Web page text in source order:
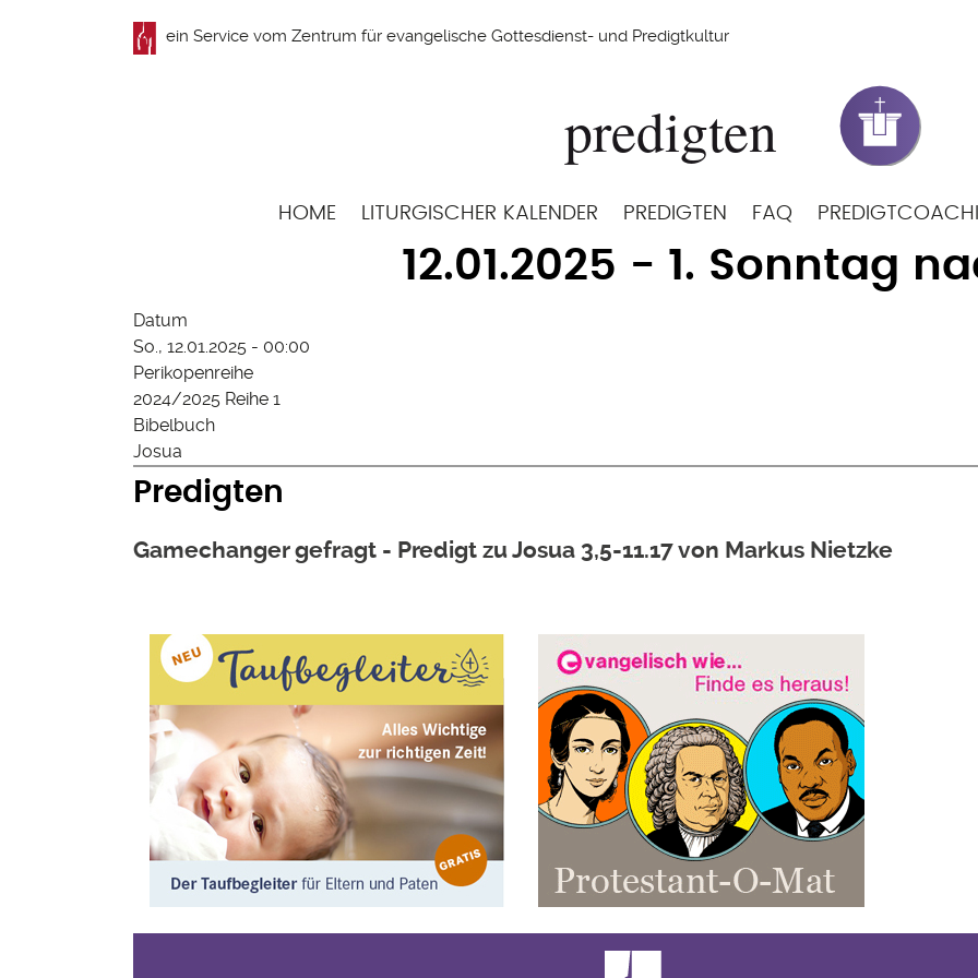
ein Service vom Zentrum für evangelische Gottesdienst- und Predigtkultur
Hauptnavigation
HOME LITURGISCHER KALENDER PREDIGTEN FAQ
12.01.2025 - 1. Sonntag
Datum
So., 12.01.2025 - 00:00
Perikopenreihe
2024/2025 Reihe 1
Bibelbuch
Josua
Predigten
Gamechanger gefragt - Predigt zu Josua 3,5-11.17 von Markus Nietzke